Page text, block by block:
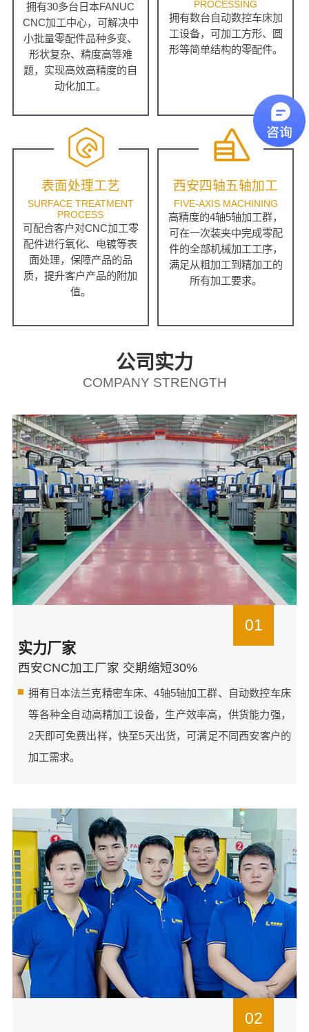
拥有30多台日本FANUC
CNC加工中心，可解决中
小批量零配件品种多变、
形状复杂、精度高等难
题，实现高效高精度的自
动化加工。
PROCESSING
拥有数台自动数控车床加
工设备，可加工方形、圆
形等简单结构的零配件。
表面处理工艺
SURFACE TREATMENT
PROCESS
可配合客户对CNC加工零
配件进行氧化、电镀等表
面处理，保障产品的品
质，提升客户产品的附加
值。
西安四轴五轴加工
FIVE-AXIS MACHINING
高精度的4轴5轴加工群，
可在一次装夹中完成零配
件的全部机械加工工序，
满足从粗加工到精加工的
所有加工要求。
公司实力
COMPANY STRENGTH
01
实力厂家
西安CNC加工厂家 交期缩短30%
拥有日本法兰克精密车床、4轴5轴加工群、自动数控车床
等各种全自动高精加工设备，生产效率高，供货能力强，
2天即可免费出样，快至5天出货，可满足不同西安客户的
加工需求。
02